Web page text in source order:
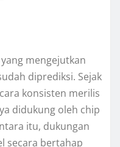
mengejutkan
diprediksi. Sejak
konsisten merilis
didukung oleh chip
itu, dukungan
secara bertahap